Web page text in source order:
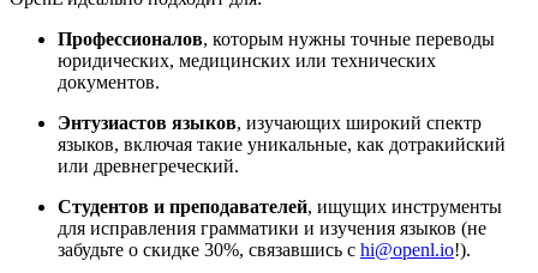
Профессионалов, которым нужны точные переводы
юридических, медицинских или технических
документов.
Энтузиастов языков, изучающих широкий спектр
языков, включая такие уникальные, как дотракийский
или древнегреческий.
Студентов и преподавателей, ищущих инструменты
для исправления грамматики и изучения языков (не
забудьте о скидке 30%, связавшись с hi@openl.io!).